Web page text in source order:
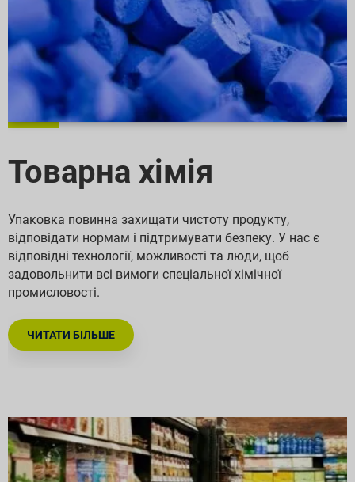
Товарна хімія
Упаковка повинна захищати чистоту продукту,
відповідати нормам і підтримувати безпеку. У нас є
відповідні технології, можливості та люди, щоб
задовольнити всі вимоги спеціальної хімічної
промисловості.
ЧИТАТИ БІЛЬШЕ